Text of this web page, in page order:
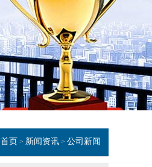
首页 > 新闻资讯 > 公司新闻